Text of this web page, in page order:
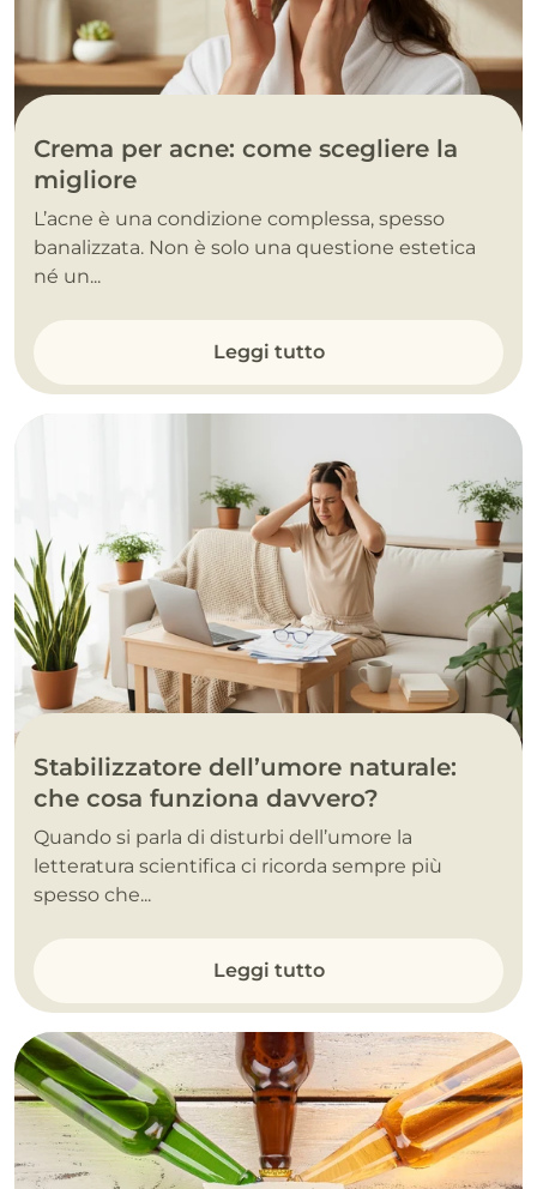
Crema per acne: come scegliere la
migliore
L’acne è una condizione complessa, spesso
banalizzata. Non è solo una questione estetica
né un...
Leggi tutto
Stabilizzatore dell’umore naturale:
che cosa funziona davvero?
Quando si parla di disturbi dell’umore la
letteratura scientifica ci ricorda sempre più
spesso che...
Leggi tutto